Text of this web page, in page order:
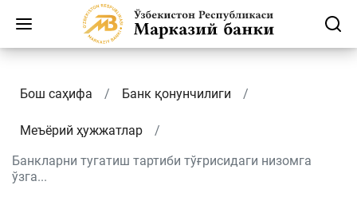
Бош саҳифа Банк қонунчилиги
Меъёрий ҳужжатлар
Банкларни тугатиш тартиби тўғрисидаги низомга
ўзга...